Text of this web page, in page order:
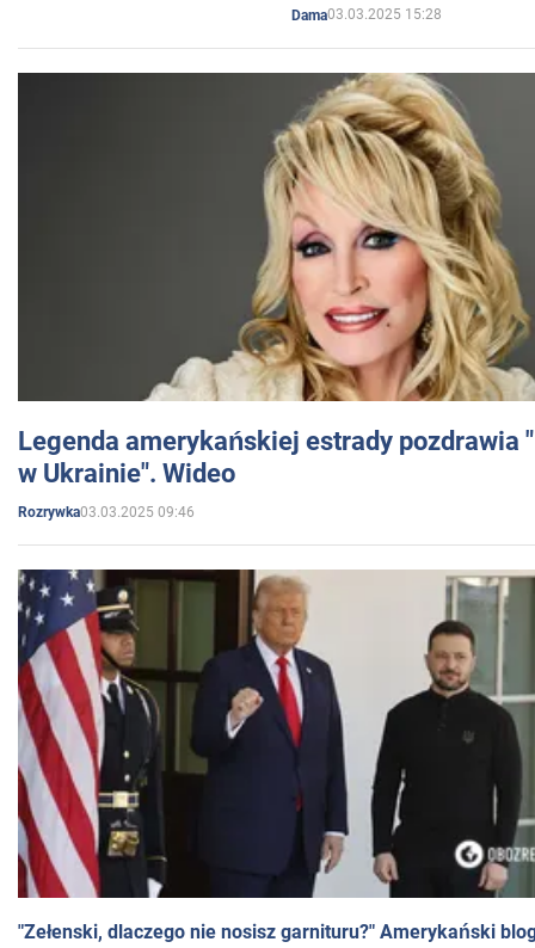
Dama03.03.2025 15:28
Legenda amerykańskiej estrady pozdrawia
w Ukrainie". Wideo
Rozrywka03.03.2025 09:46
"Zełenski, dlaczego nie nosisz garnituru?" Amerykański